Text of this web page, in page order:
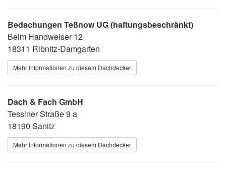
Bedachungen Teßnow UG (haftungsbeschränkt)
Beim Handweiser 12
18311 Ribnitz-Damgarten
Mehr Informationen zu diesem Dachdecker
Dach & Fach GmbH
Tessiner Straße 9 a
18190 Sanitz
Mehr Informationen zu diesem Dachdecker